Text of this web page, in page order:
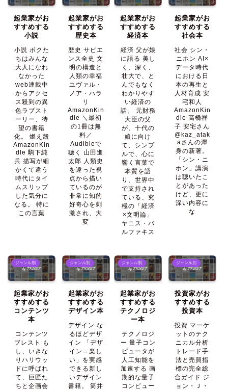
起業家がお
すすめする
小説
小説 ボクた
ちはみんな
大人になれ
なかった
web連載中
からアクセ
ス殺到の異
色ラブスト
ーリー、待
望の書籍
化。 燃え殻
AmazonKin
dle 駒下純
兵 描写が細
かくて違う
時代にタイ
ムスリップ
した気分に
なる。 特に
この言葉
起業家がお
すすめする
歴史本
歴史 サピエ
ンス全史 文
明の構造と
人類の幸福
ユヴァル・
ノア・ハラ
リ
AmazonKin
dle ＼最初
の1冊は無
料／
Audibleで
聴く 山田進
太郎 人類史
を違った視
点から描い
ているのが
非常に知的
好奇心を刺
激され、大
変
起業家がお
すすめする
経済本
経済 父が娘
に語る 美し
く、深く、
壮大で、と
んでもなく
わかりやす
い経済の
話。 元財務
大臣の父
が、十代の
娘に向け
て、シンプ
ルで、心に
響く言葉で
本質を語
り、世界中
で支持され
ている、究
極の「経済
×文明論」
ヤニス・バ
ルファキス
起業家がお
すすめする
社会本
社会 シン・
ニホン AI×
データ時代
における日
本の再生と
人材育成 安
宅和人
AmazonKin
dle 高橋祥
子 安宅さん
@kaz_atak
aさんの渾
身の新著。
「シン・ニ
ホン」講演
は聴いたこ
とがあった
けど、更に
深い内容に
な
ジャンル別
起業家がお
すすめする
コンテンツ
本
コンテンツ
ブレスト も
し、いきな
りハリウッ
ドに呼ばれ
て、巨匠た
ちと企画会
ジャンル別
起業家がお
すすめする
デザイン本
デザイン な
るほどデザ
イン 「デザ
イン＝楽し
い」を実感
できる新し
いデザイン
書籍。 筒井
ジャンル別
起業家がお
すすめする
テクノロジ
ー本
テクノロジ
ー 量子コン
ピュータが
人工知能を
加速する 画
期的な量子
コンピュー
ジャンル別
投資家がお
すすめする
投資本
投資 マーケ
ットのテク
ニカル分析
トレード手
法と売買指
標の完全総
合ガイド ジ
ョン・Ｊ・